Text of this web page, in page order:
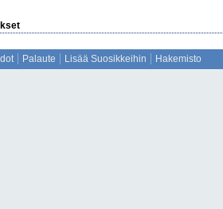
Palaute Lisää Suosikkeihin Hakemisto